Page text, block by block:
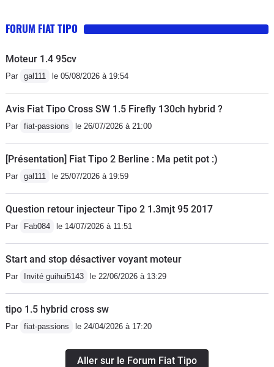
ville, il faut tabler sur un bon 9.5-10
USB, jantes alu 16 pouces). Je reste
pas le summum de l’automobile, ni le
top niveau mode mais pour le budget
(18.900 euros moins remise de 4.000
euros, soit 14.900 euros), je me doute
qu’il ne faut pas se montrer exigeant.
Défauts: moteur poussif ( il existe un
1.4 turbo 120), finition intérieure
moyenne et suspensions
dures.Qualités: ligne, intérieur
spacieux, fiabilité, prix/
équipement/garantie.Je viens de
FORUM FIAT TIPO
Moteur 1.4 95cv
Par gal111 le 05/08/2026 à 19:54
Avis Fiat Tipo Cross SW 1.5 Firefly 130ch hybrid ?
Par fiat-passions le 26/07/2026 à 21:00
[Présentation] Fiat Tipo 2 Berline : Ma petit pot :)
Par gal111 le 25/07/2026 à 19:59
Question retour injecteur Tipo 2 1.3mjt 95 2017
Par Fab084 le 14/07/2026 à 11:51
Start and stop désactiver voyant moteur
Par Invité guihui5143 le 22/06/2026 à 13:29
tipo 1.5 hybrid cross sw
Par fiat-passions le 24/04/2026 à 17:20
Aller sur le Forum Fiat Tipo